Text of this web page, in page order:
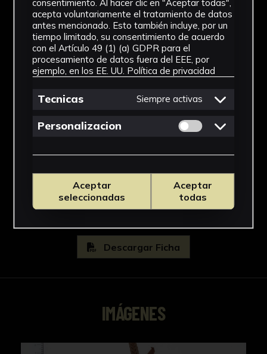
SF
Fondo
Fondo Herbario
Descargar Ficha
IMÁGENES
consentimiento. Al hacer clic en "Aceptar todas",
acepta voluntariamente el tratamiento de datos
antes mencionado. Esto también incluye, por un
tiempo limitado, su consentimiento de acuerdo
con el Artículo 49 (1) (a) GDPR para el
procesamiento de datos fuera del EEE, por
ejemplo, en los EE. UU. Política de privacidad
Tecnicas Siempre activas
Personalizacion Permitir cookies
Aceptar
seleccionadas
Aceptar
todas